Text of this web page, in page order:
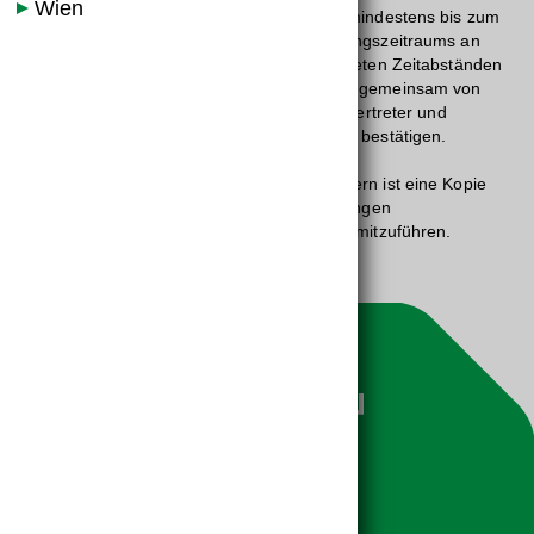
Wien
(8) Die Arbeitszeitaufzeichnungen müssen mindestens bis zum
Ende des jeweils vereinbarten Durchrechnungszeitraums an
Bord aufbewahrt werden. Sie sind in geeigneten Zeitabständen
(spätestens bis zum nächsten Monatsende) gemeinsam von
Arbeitgeberin/Arbeitgeber oder Vertreterin/Vertreter und
Arbeitnehmerin/Arbeitnehmer zu prüfen und bestätigen.
(9) Den Arbeitnehmerinnen und Arbeitnehmern ist eine Kopie
der sie betreffenden bestätigten Aufzeichnungen
auszuhändigen. Diese Kopien sind ein Jahr mitzuführen.